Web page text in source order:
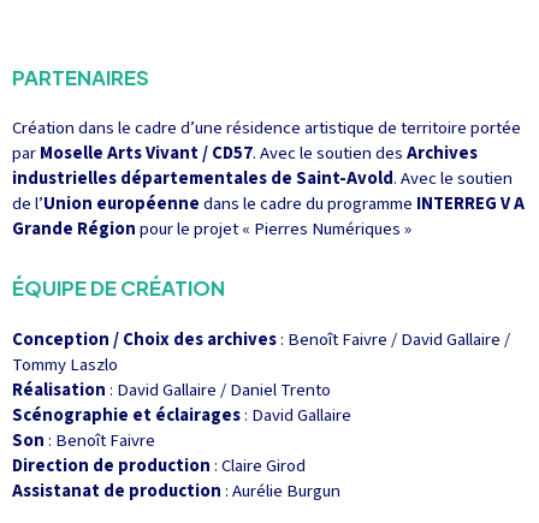
PARTENAIRES
Création dans le cadre d’une résidence artistique de territoire portée
parMoselle Arts Vivant / CD57. Avec le soutien desArchives
industrielles départementales de Saint-Avold. Avec le soutien
de l’Union européennedans le cadre du programme INTERREG V A
Grande Régionpour le projet « Pierres Numériques »
ÉQUIPE DE CRÉATION
Conception / Choix des archives: Benoît Faivre / David Gallaire /
Tommy Laszlo
Réalisation: David Gallaire / Daniel Trento
Scénographie et éclairages: David Gallaire
Son: Benoît Faivre
Direction de production: Claire Girod
Assistanat de production: Aurélie Burgun